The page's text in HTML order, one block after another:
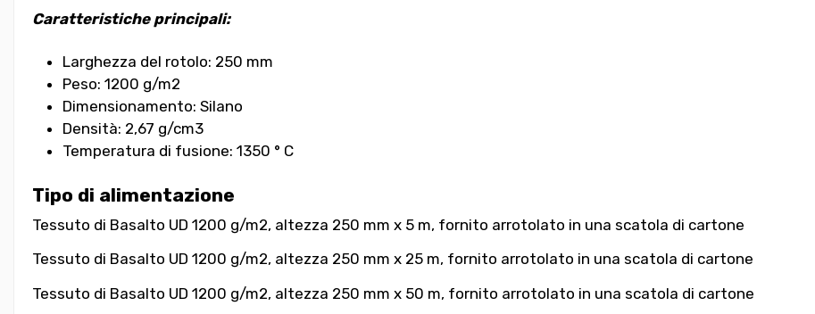
Caratteristiche principali:
Larghezza del rotolo: 250 mm
Peso: 1200 g/m2
Dimensionamento: Silano
Densità: 2,67 g/cm3
Temperatura di fusione: 1350 ° C
Tipo di alimentazione
Tessuto di Basalto UD 1200 g/m2, altezza 250 mm x 5 m, fornito arrotolato in una scatola di cartone
Tessuto di Basalto UD 1200 g/m2, altezza 250 mm x 25 m, fornito arrotolato in una scatola di cartone
Tessuto di Basalto UD 1200 g/m2, altezza 250 mm x 50 m, fornito arrotolato in una scatola di cartone